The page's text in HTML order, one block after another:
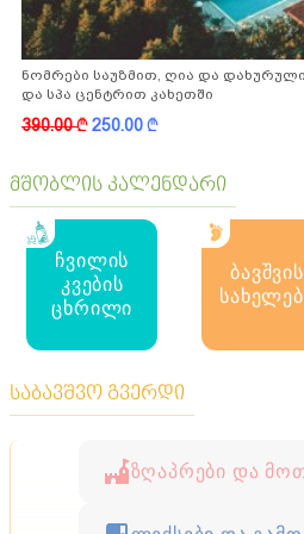
ნომრები საუზმით, ღია და
და სპა ცენტრით კახეთში
390.00k250.00k
მშობლის კალენდარი
ჩვილის
კვების
ცხრილი
ბავშვის
საბავშვო გვერდი
ზღაპრები და